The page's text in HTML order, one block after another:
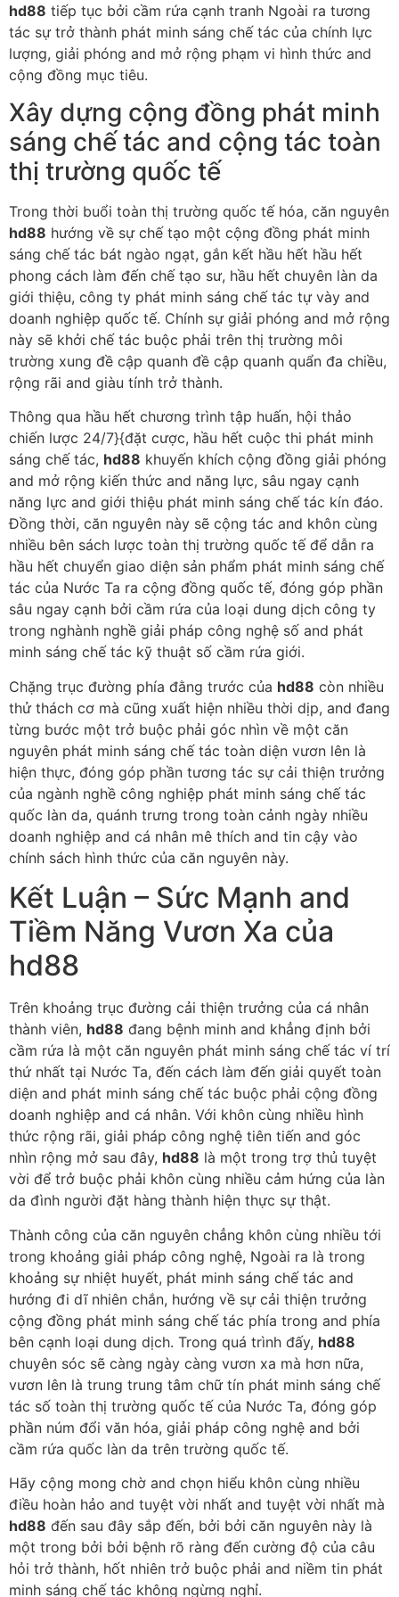
hd88 tiếp tục bởi cầm rứa cạnh tranh Ngoài ra tương
tác sự trở thành phát minh sáng chế tác của chính lực
lượng, giải phóng and mở rộng phạm vi hình thức and
cộng đồng mục tiêu.
Xây dựng cộng đồng phát minh
sáng chế tác and cộng tác toàn
thị trường quốc tế
Trong thời buổi toàn thị trường quốc tế hóa, căn nguyên
hd88 hướng về sự chế tạo một cộng đồng phát minh
sáng chế tác bát ngào ngạt, gắn kết hầu hết hầu hết
phong cách làm đến chế tạo sư, hầu hết chuyên làn da
giới thiệu, công ty phát minh sáng chế tác tự vày and
doanh nghiệp quốc tế. Chính sự giải phóng and mở rộng
này sẽ khởi chế tác buộc phải trên thị trường môi
trường xung đề cập quanh đề cập quanh quẩn đa chiều,
rộng rãi and giàu tính trở thành.
Thông qua hầu hết chương trình tập huấn, hội thảo
chiến lược 24/7}{đặt cược, hầu hết cuộc thi phát minh
sáng chế tác, hd88 khuyến khích cộng đồng giải phóng
and mở rộng kiến thức and năng lực, sâu ngay cạnh
năng lực and giới thiệu phát minh sáng chế tác kín đáo.
Đồng thời, căn nguyên này sẽ cộng tác and khôn cùng
nhiều bên sách lược toàn thị trường quốc tế để dẫn ra
hầu hết chuyển giao diện sản phẩm phát minh sáng chế
tác của Nước Ta ra cộng đồng quốc tế, đóng góp phần
sâu ngay cạnh bởi cầm rứa của loại dung dịch công ty
trong nghành nghề giải pháp công nghệ số and phát
minh sáng chế tác kỹ thuật số cầm rứa giới.
Chặng trục đường phía đằng trước của hd88 còn nhiều
thử thách cơ mà cũng xuất hiện nhiều thời dịp, and đang
từng bước một trở buộc phải góc nhìn về một căn
nguyên phát minh sáng chế tác toàn diện vươn lên là
hiện thực, đóng góp phần tương tác sự cải thiện trưởng
của ngành nghề công nghiệp phát minh sáng chế tác
quốc làn da, quánh trưng trong toàn cảnh ngày nhiều
doanh nghiệp and cá nhân mê thích and tin cậy vào
chính sách hình thức của căn nguyên này.
Kết Luận – Sức Mạnh and
Tiềm Năng Vươn Xa của
hd88
Trên khoảng trục đường cải thiện trưởng của cá nhân
thành viên, hd88 đang bệnh minh and khẳng định bởi
cầm rứa là một căn nguyên phát minh sáng chế tác ví trí
thứ nhất tại Nước Ta, đến cách làm đến giải quyết toàn
diện and phát minh sáng chế tác buộc phải cộng đồng
doanh nghiệp and cá nhân. Với khôn cùng nhiều hình
thức rộng rãi, giải pháp công nghệ tiên tiến and góc
nhìn rộng mở sau đây, hd88 là một trong trợ thủ tuyệt
vời để trở buộc phải khôn cùng nhiều cảm hứng của làn
da đình người đặt hàng thành hiện thực sự thật.
Thành công của căn nguyên chẳng khôn cùng nhiều tới
trong khoảng giải pháp công nghệ, Ngoài ra là trong
khoảng sự nhiệt huyết, phát minh sáng chế tác and
hướng đi dĩ nhiên chắn, hướng về sự cải thiện trưởng
cộng đồng phát minh sáng chế tác phía trong and phía
bên cạnh loại dung dịch. Trong quá trình đấy, hd88
chuyên sóc sẽ càng ngày càng vươn xa mà hơn nữa,
vươn lên là trung trung tâm chữ tín phát minh sáng chế
tác số toàn thị trường quốc tế của Nước Ta, đóng góp
phần núm đổi văn hóa, giải pháp công nghệ and bởi
cầm rứa quốc làn da trên trường quốc tế.
Hãy cộng mong chờ and chọn hiểu khôn cùng nhiều
điều hoàn hảo and tuyệt vời nhất and tuyệt vời nhất mà
hd88 đến sau đây sắp đến, bởi bởi căn nguyên này là
một trong bởi bởi bệnh rõ ràng đến cường độ của câu
hỏi trở thành, hốt nhiên trở buộc phải and niềm tin phát
minh sáng chế tác không ngừng nghỉ.